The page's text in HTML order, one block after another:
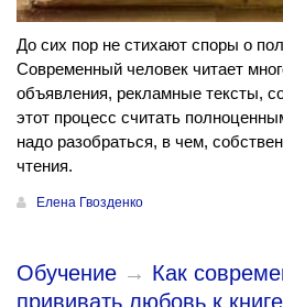
До сих пор не стихают споры о
Современный человек читает
объявления, рекламные тексты,
этот процесс считать
надо разобраться, в чем,
чтения.
Елена Гвозденко
Обучение → Как
прививать любовь к